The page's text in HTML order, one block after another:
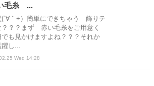
毛糸 ...
(´∀｀+）簡単にできちゃう 飾りテ
？？？まず 赤い毛糸をご用意く
も見かけますよね？？？それか
し...
Wed 14:28